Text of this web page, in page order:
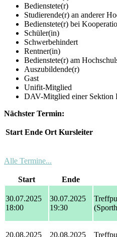
Bedienstete(r)
Studierende(r) an anderer
Bedienstete(r) bei
Schüler(in)
Schwerbehindert
Rentner(in)
Bedienstete(r) am
Auszubildende(r)
Gast
Unifit-Mitglied
DAV-Mitglied einer Sektion
Nächster Termin:
Start Ende Ort Kursleiter
Alle Termine...
Start Ende
30.07.2025
18:00
30.07.2025
19:30
20.08.2025
20.08.2025